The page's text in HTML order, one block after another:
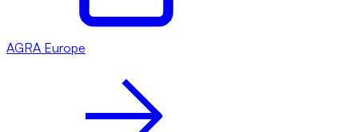
AGRA Europe